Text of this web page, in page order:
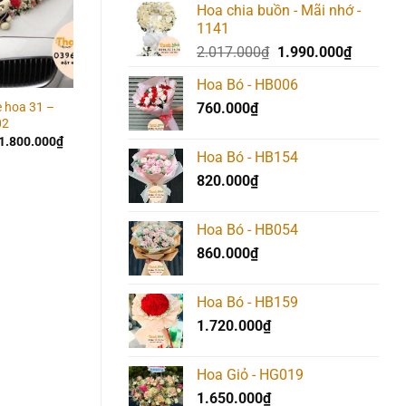
Hoa chia buồn - Mãi nhớ -
1141
2.017.000₫ Giá
là:
1.990.000₫Giá
Hoa Bó - HB006
760.000₫
Hoa Bó - HB154
820.000₫
Hoa Bó - HB054
860.000₫
Hoa Bó - HB159
1.720.000₫
Hoa Giỏ - HG019
1.650.000₫
hoa 31 –
Giá
1.800.000₫Giá
hiện
Hoa Giỏ – HG014
850.000